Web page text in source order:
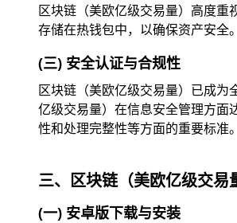
区块链（美欧亿级交易量）高度重
存储在热钱包中，以确保资产安全
(三) 安全认证与合规性
区块链（美欧亿级交易量）已成
亿级交易量）在信息安全管理方面
性和处理完整性等方面的重要标准。
三、区块链（美欧亿级交
(一) 安卓版下载与安装